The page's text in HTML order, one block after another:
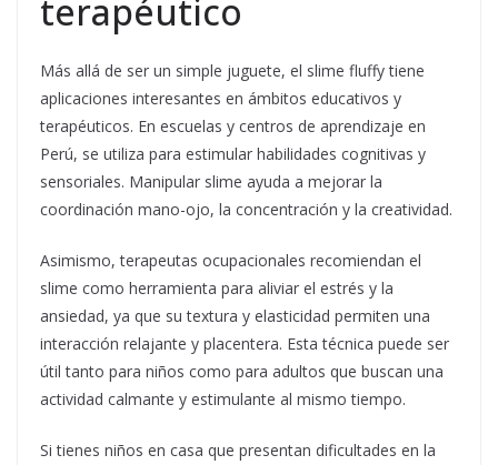
terapéutico
Más allá de ser un simple juguete, el slime fluffy tiene
aplicaciones interesantes en ámbitos educativos y
terapéuticos. En escuelas y centros de aprendizaje en
Perú, se utiliza para estimular habilidades cognitivas y
sensoriales. Manipular slime ayuda a mejorar la
coordinación mano-ojo, la concentración y la creatividad.
Asimismo, terapeutas ocupacionales recomiendan el
slime como herramienta para aliviar el estrés y la
ansiedad, ya que su textura y elasticidad permiten una
interacción relajante y placentera. Esta técnica puede ser
útil tanto para niños como para adultos que buscan una
actividad calmante y estimulante al mismo tiempo.
Si tienes niños en casa que presentan dificultades en la